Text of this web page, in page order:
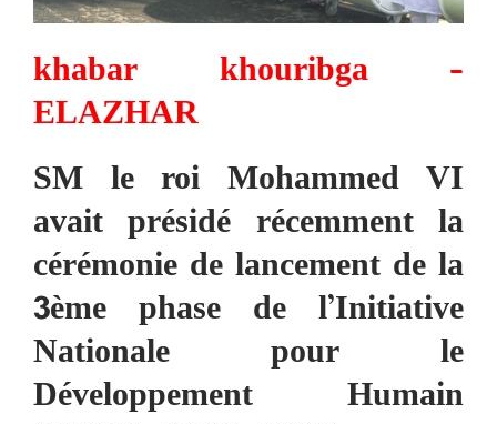
khabar khouribga –
ELAZHAR
SM le roi Mohammed VI
avait présidé récemment la
cérémonie de lancement de la
3ème phase de l’Initiative
Nationale pour le
Développement Humain